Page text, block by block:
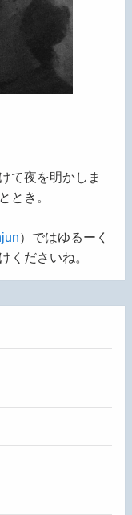
て夜を明かしま
とき。
）ではゆるーく
くださいね。